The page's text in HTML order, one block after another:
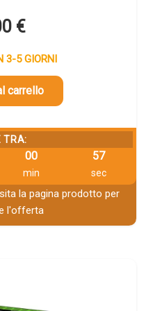
€
3-5 GIORNI
carrello
TRA:
00
min
57
sec
la pagina prodotto per
l'offerta